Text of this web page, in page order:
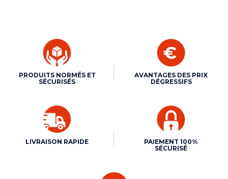
PRODUITS NORMÉS ET
SÉCURISÉS
AVANTAGES DES PRIX
DÉGRESSIFS
LIVRAISON RAPIDE
PAIEMENT 100%
SÉCURISÉ